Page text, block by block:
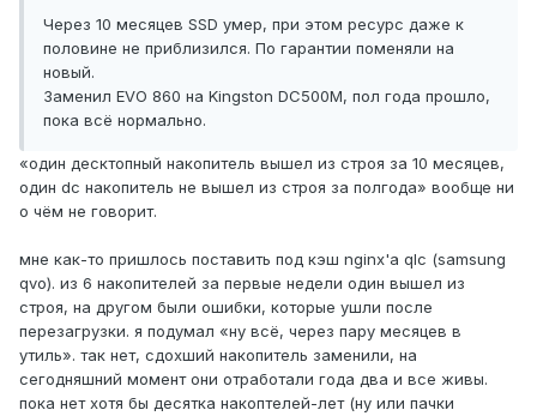
Через 10 месяцев SSD умер, при этом ресурс даже к
половине не приблизился. По гарантии поменяли на
новый.
Заменил EVO 860 на Kingston DC500M, пол года прошло,
пока всё нормально.
«один десктопный накопитель вышел из строя за 10 месяцев,
один dc накопитель не вышел из строя за полгода» вообще ни
о чём не говорит.
мне как-то пришлось поставить под кэш nginx'а qlc (samsung
qvo). из 6 накопителей за первые недели один вышел из
строя, на другом были ошибки, которые ушли после
перезагрузки. я подумал «ну всё, через пару месяцев в
утиль». так нет, сдохший накопитель заменили, на
сегодняшний момент они отработали года два и все живы.
пока нет хотя бы десятка накоптелей-лет (ну или пачки